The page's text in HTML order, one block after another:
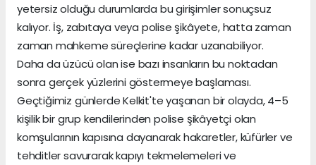
yetersiz olduğu durumlarda bu girişimler sonuçsuz
kalıyor. İş, zabıtaya veya polise şikâyete, hatta zaman
zaman mahkeme süreçlerine kadar uzanabiliyor.
Daha da üzücü olan ise bazı insanların bu noktadan
sonra gerçek yüzlerini göstermeye başlaması.
Geçtiğimiz günlerde Kelkit'te yaşanan bir olayda, 4–5
kişilik bir grup kendilerinden polise şikâyetçi olan
komşularının kapısına dayanarak hakaretler, küfürler ve
tehditler savurarak kapıyı tekmelemeleri ve